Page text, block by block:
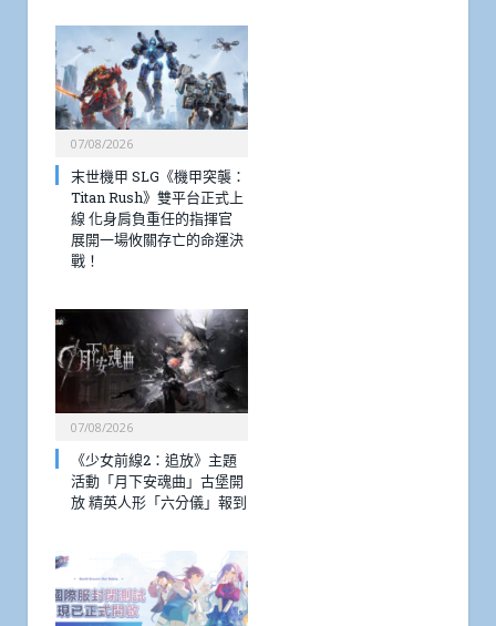
07/08/2026
末世機甲 SLG《機甲突襲：
Titan Rush》雙平台正式上
線 化身肩負重任的指揮官
展開一場攸關存亡的命運決
戰！
07/08/2026
《少女前線2：追放》主題
活動「月下安魂曲」古堡開
放 精英人形「六分儀」報到